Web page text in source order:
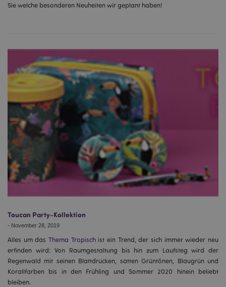
Sie welche besonderen Neuheiten wir geplant haben!
Toucan Party-Kollektion
- November 28, 2019
Alles um das Thema Tropischist ein Trend, der sich immer wieder neu
erfinden wird: Von Raumgestaltung bis hin zum Laufsteg wird der
Regenwald mit seinen Blattdrucken, satten Grüntönen, Blaugrün und
Korallfarben bis in den Frühling und Sommer 2020 hinein beliebt
bleiben.